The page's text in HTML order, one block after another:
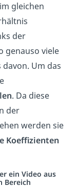
im gleichen
der
genauso viele
Um das
. Da diese
der
werden sie
Koeffizienten
ein Video aus
Bereich